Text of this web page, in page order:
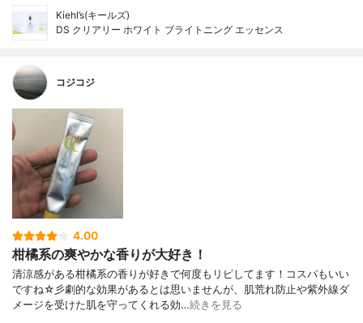
Kiehl’s(キールズ)
DS クリアリー ホワイト ブライトニング エッセンス
コジコジ
4.00
柑橘系の爽やかな香りが大好き！
清涼感がある柑橘系の香りが好きで何度もリピしてます！コスパもいい
ですね☆彡劇的な効果があるとは思いませんが、肌荒れ防止や紫外線ダ
メージを受けた肌を守ってくれる効…続きを見る